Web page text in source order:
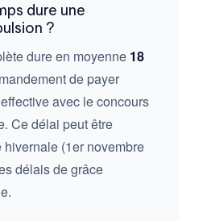
dure une
?
dure en moyenne 18
de payer
avec le concours
Ce délai peut être
(1er novembre
délais de grâce